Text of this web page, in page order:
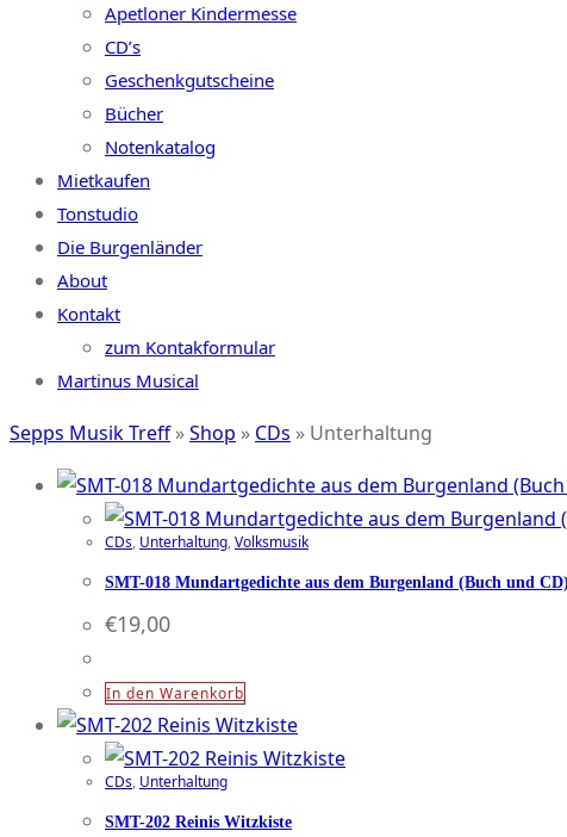
Apetloner Kindermesse
CD’s
Geschenkgutscheine
Bücher
Notenkatalog
Mietkaufen
Tonstudio
Die Burgenländer
About
Kontakt
zum Kontakformular
Martinus Musical
Sepps Musik Treff»Shop » CDs » Unterhaltung
CDs, Unterhaltung,Volksmusik
SMT-018 Mundartgedichte aus dem Burgenland (Buch und CD)
€19,00
In den Warenkorb
CDs, Unterhaltung
SMT-202 Reinis Witzkiste